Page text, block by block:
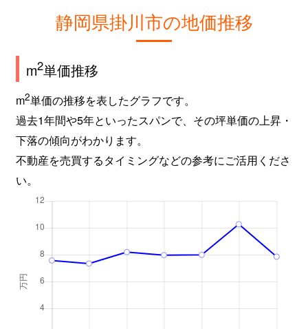
静岡県掛川市の地価推移
m2単価推移
m2単価の推移を表したグラフです。
過去1年間や5年といったスパンで、その坪単価の上昇・
下落の傾向がわかります。
不動産を売買するタイミングなどの参考にご活用くださ
い。